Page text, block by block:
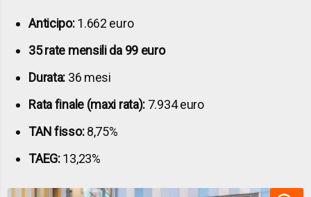
Anticipo:1.662 euro
35 rate mensili da 99 euro
Durata: 36 mesi
Rata finale (maxi rata): 7.934 euro
TAN fisso:8,75%
TAEG:13,23%